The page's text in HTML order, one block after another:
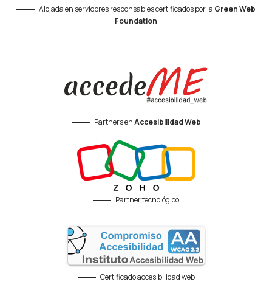
Alojada en servidores responsables certificados por la Green Web
Foundation
Partners enAccesibilidad Web
Partner tecnológico
Certificado accesibilidad web